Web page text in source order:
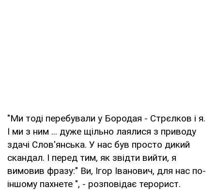
"Ми тоді перебували у Бородая - Стрєлков і я.
І ми з ним ... дуже щільно лаялися з приводу
здачі Слов'янська. У нас був просто дикий
скандал. І перед тим, як звідти вийти, я
вимовив фразу:" Ви, Ігор Іванович, для нас по-
іншому пахнете ", - розповідає терорист.